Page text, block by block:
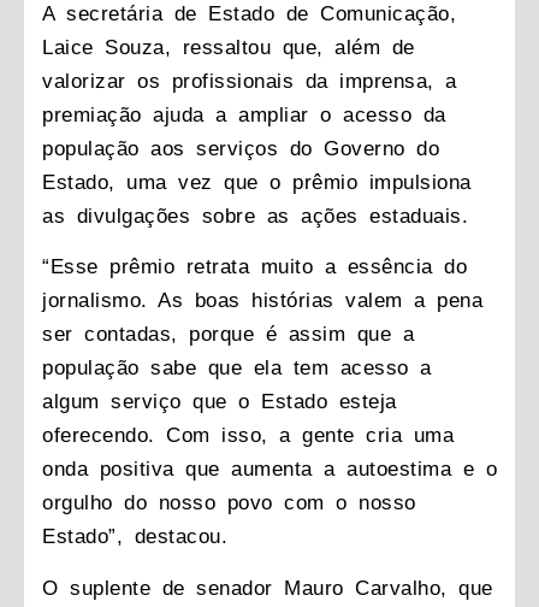
A secretária de Estado de Comunicação,
Laice Souza, ressaltou que, além de
valorizar os profissionais da imprensa, a
premiação ajuda a ampliar o acesso da
população aos serviços do Governo do
Estado, uma vez que o prêmio impulsiona
as divulgações sobre as ações estaduais.
“Esse prêmio retrata muito a essência do
jornalismo. As boas histórias valem a pena
ser contadas, porque é assim que a
população sabe que ela tem acesso a
algum serviço que o Estado esteja
oferecendo. Com isso, a gente cria uma
onda positiva que aumenta a autoestima e o
orgulho do nosso povo com o nosso
Estado”, destacou.
O suplente de senador Mauro Carvalho, que